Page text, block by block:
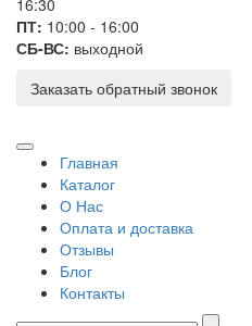
ПТ: 10:00 - 16:00
СБ-ВС: выходной
Заказать обратный звонок
Главная
Каталог
О Нас
Оплата и доставка
Отзывы
Блог
Контакты